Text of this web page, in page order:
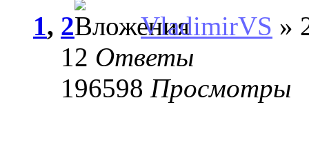
1, 2 VladimirVS »
12 Ответы
196598 Просмотры